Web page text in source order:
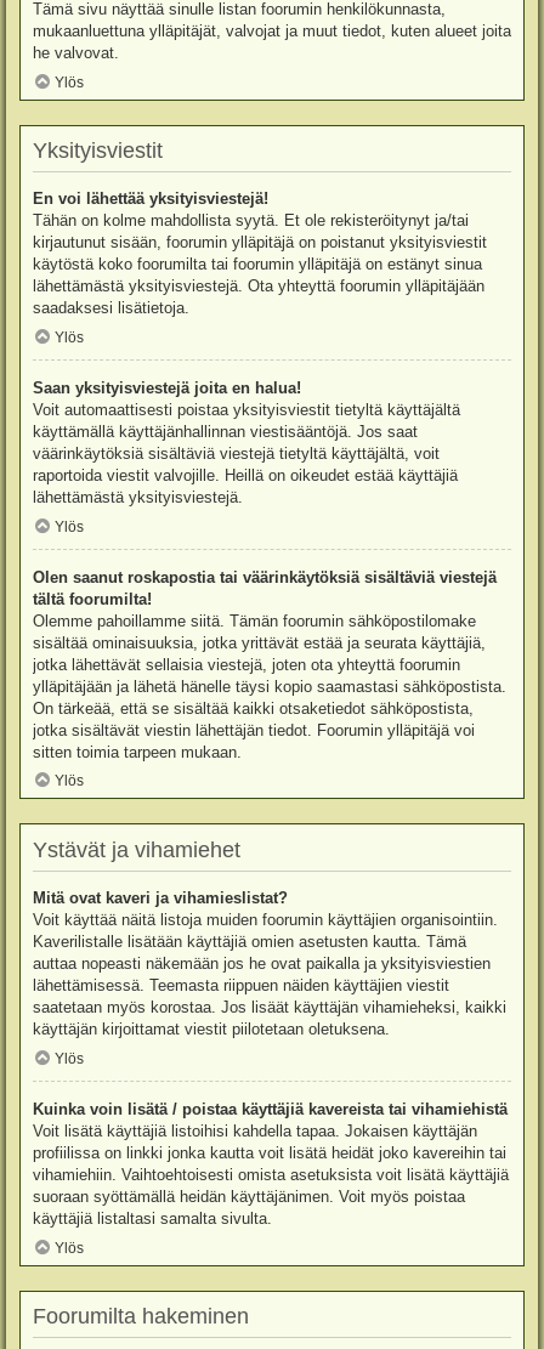
Tämä sivu näyttää sinulle listan foorumin henkilökunnasta,
mukaanluettuna ylläpitäjät, valvojat ja muut tiedot, kuten alueet joita
he valvovat.
Ylös
Yksityisviestit
En voi lähettää yksityisviestejä!
Tähän on kolme mahdollista syytä. Et ole rekisteröitynyt ja/tai
kirjautunut sisään, foorumin ylläpitäjä on poistanut yksityisviestit
käytöstä koko foorumilta tai foorumin ylläpitäjä on estänyt sinua
lähettämästä yksityisviestejä. Ota yhteyttä foorumin ylläpitäjään
saadaksesi lisätietoja.
Ylös
Saan yksityisviestejä joita en halua!
Voit automaattisesti poistaa yksityisviestit tietyltä käyttäjältä
käyttämällä käyttäjänhallinnan viestisääntöjä. Jos saat
väärinkäytöksiä sisältäviä viestejä tietyltä käyttäjältä, voit
raportoida viestit valvojille. Heillä on oikeudet estää käyttäjiä
lähettämästä yksityisviestejä.
Ylös
Olen saanut roskapostia tai väärinkäytöksiä sisältäviä viestejä
tältä foorumilta!
Olemme pahoillamme siitä. Tämän foorumin sähköpostilomake
sisältää ominaisuuksia, jotka yrittävät estää ja seurata käyttäjiä,
jotka lähettävät sellaisia viestejä, joten ota yhteyttä foorumin
ylläpitäjään ja lähetä hänelle täysi kopio saamastasi sähköpostista.
On tärkeää, että se sisältää kaikki otsaketiedot sähköpostista,
jotka sisältävät viestin lähettäjän tiedot. Foorumin ylläpitäjä voi
sitten toimia tarpeen mukaan.
Ylös
Ystävät ja vihamiehet
Mitä ovat kaveri ja vihamieslistat?
Voit käyttää näitä listoja muiden foorumin käyttäjien organisointiin.
Kaverilistalle lisätään käyttäjiä omien asetusten kautta. Tämä
auttaa nopeasti näkemään jos he ovat paikalla ja yksityisviestien
lähettämisessä. Teemasta riippuen näiden käyttäjien viestit
saatetaan myös korostaa. Jos lisäät käyttäjän vihamieheksi, kaikki
käyttäjän kirjoittamat viestit piilotetaan oletuksena.
Ylös
Kuinka voin lisätä / poistaa käyttäjiä kavereista tai vihamiehistä
Voit lisätä käyttäjiä listoihisi kahdella tapaa. Jokaisen käyttäjän
profiilissa on linkki jonka kautta voit lisätä heidät joko kavereihin tai
vihamiehiin. Vaihtoehtoisesti omista asetuksista voit lisätä käyttäjiä
suoraan syöttämällä heidän käyttäjänimen. Voit myös poistaa
käyttäjiä listaltasi samalta sivulta.
Ylös
Foorumilta hakeminen